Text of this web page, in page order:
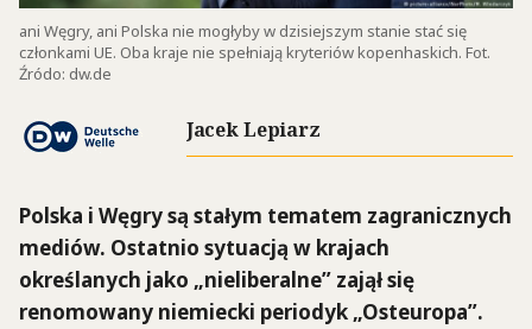
ani Węgry, ani Polska nie mogłyby w dzisiejszym stanie stać się
członkami UE. Oba kraje nie spełniają kryteriów kopenhaskich. Fot.
Źródo: dw.de
Jacek Lepiarz
Polska i Węgry są stałym tematem zagranicznych
mediów. Ostatnio sytuacją w krajach
określanych jako „nieliberalne” zajął się
renomowany niemiecki periodyk „Osteuropa”.